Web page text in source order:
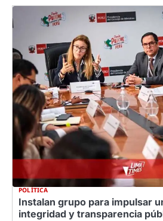
POLÍTICA
Instalan grupo para impulsar
integridad y transparencia